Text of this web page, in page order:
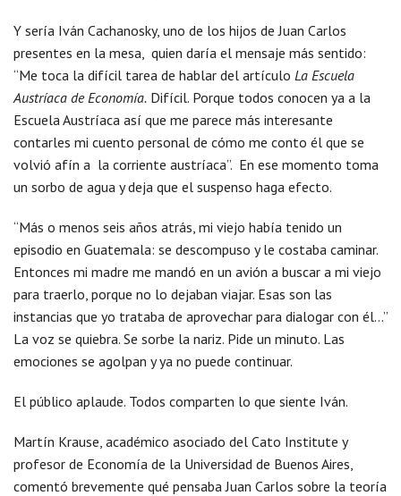
Y sería Iván Cachanosky, uno de los hijos de Juan Carlos
presentes en la mesa, quien daría el mensaje más sentido:
“Me toca la difícil tarea de hablar del artículo La Escuela
Austríaca de Economía. Difícil. Porque todos conocen ya a la
Escuela Austríaca así que me parece más interesante
contarles mi cuento personal de cómo me conto él que se
volvió afín a la corriente austríaca”. En ese momento toma
un sorbo de agua y deja que el suspenso haga efecto.
“Más o menos seis años atrás, mi viejo había tenido un
episodio en Guatemala: se descompuso y le costaba caminar.
Entonces mi madre me mandó en un avión a buscar a mi viejo
para traerlo, porque no lo dejaban viajar. Esas son las
instancias que yo trataba de aprovechar para dialogar con él…”
La voz se quiebra. Se sorbe la nariz. Pide un minuto. Las
emociones se agolpan y ya no puede continuar.
El público aplaude. Todos comparten lo que siente Iván.
Martín Krause, académico asociado del Cato Institute y
profesor de Economía de la Universidad de Buenos Aires,
comentó brevemente qué pensaba Juan Carlos sobre la teoría